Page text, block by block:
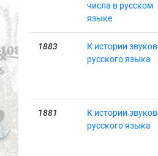
числа в русском
языке
1883
К истории звуков
русского языка
1881
К истории звуков
русского языка